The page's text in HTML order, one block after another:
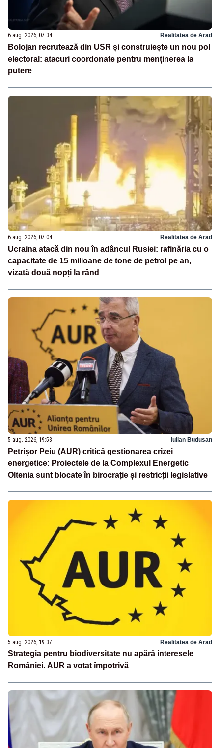
6 aug. 2026, 07:34 Realitatea de Arad
Bolojan recrutează din USR și construiește un nou pol
electoral: atacuri coordonate pentru menținerea la
putere
6 aug. 2026, 07:04 Realitatea de Arad
Ucraina atacă din nou în adâncul Rusiei: rafinăria cu o
capacitate de 15 milioane de tone de petrol pe an,
vizată două nopți la rând
5 aug. 2026, 19:53 Iulian Budusan
Petrișor Peiu (AUR) critică gestionarea crizei
energetice: Proiectele de la Complexul Energetic
Oltenia sunt blocate în birocrație și restricții legislative
5 aug. 2026, 19:37 Realitatea de Arad
Strategia pentru biodiversitate nu apără interesele
României. AUR a votat împotrivă